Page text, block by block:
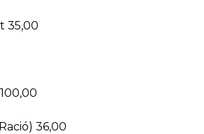
35,00
36,00